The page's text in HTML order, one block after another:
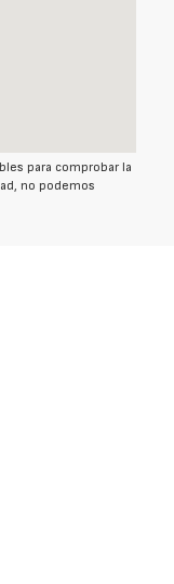
para comprobar la
no podemos